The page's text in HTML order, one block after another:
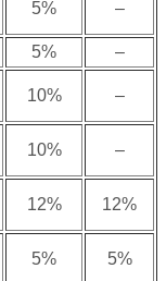
5% –
5%
–
10% –
10% –
12% 12%
5% 5%